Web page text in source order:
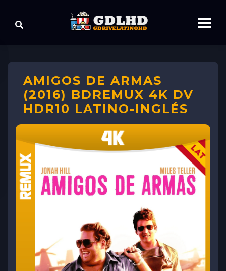
AMIGOS DE ARMAS
(2016) BDREMUX 4K DV
HDR10 LATINO-INGLÉS